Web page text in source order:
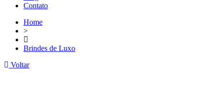
Contato
Home
>
Brindes de Luxo
Voltar